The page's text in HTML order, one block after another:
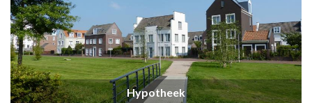
Hypotheek